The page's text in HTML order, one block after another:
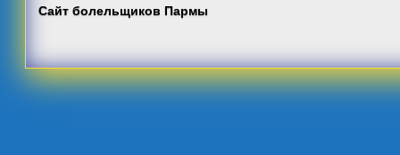
Сайт болельщиков Пармы